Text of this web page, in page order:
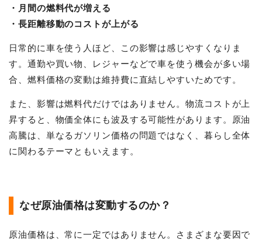
・月間の燃料代が増える
・長距離移動のコストが上がる
日常的に車を使う人ほど、この影響は感じやすくなりま
す。通勤や買い物、レジャーなどで車を使う機会が多い場
合、燃料価格の変動は維持費に直結しやすいためです。
また、影響は燃料代だけではありません。物流コストが上
昇すると、物価全体にも波及する可能性があります。原油
高騰は、単なるガソリン価格の問題ではなく、暮らし全体
に関わるテーマともいえます。
なぜ原油価格は変動するのか？
原油価格は、常に一定ではありません。さまざまな要因で